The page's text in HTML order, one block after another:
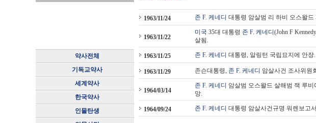
약사전체
기독교약사
세계약사
한국약사
인물탄생
1963/11/24 존 F. 케네디 대통령 암살범 리 하비 오스왈드
1963/11/22
미국 35대 대통령 존 F. 케네디 (John F
살됨.
1963/11/25 존 F. 케네디 대통령, 알링턴 국립묘지에 안장.
1963/11/29 존슨대통령, 존 F. 케네디 암살사건 조사위원
1964/03/14
존 F. 케네디 암살범 오스왈드 살해범 잭 루
망.
1964/09/24 존 F. 케네디 대통령 암살사건규명 워렌보고